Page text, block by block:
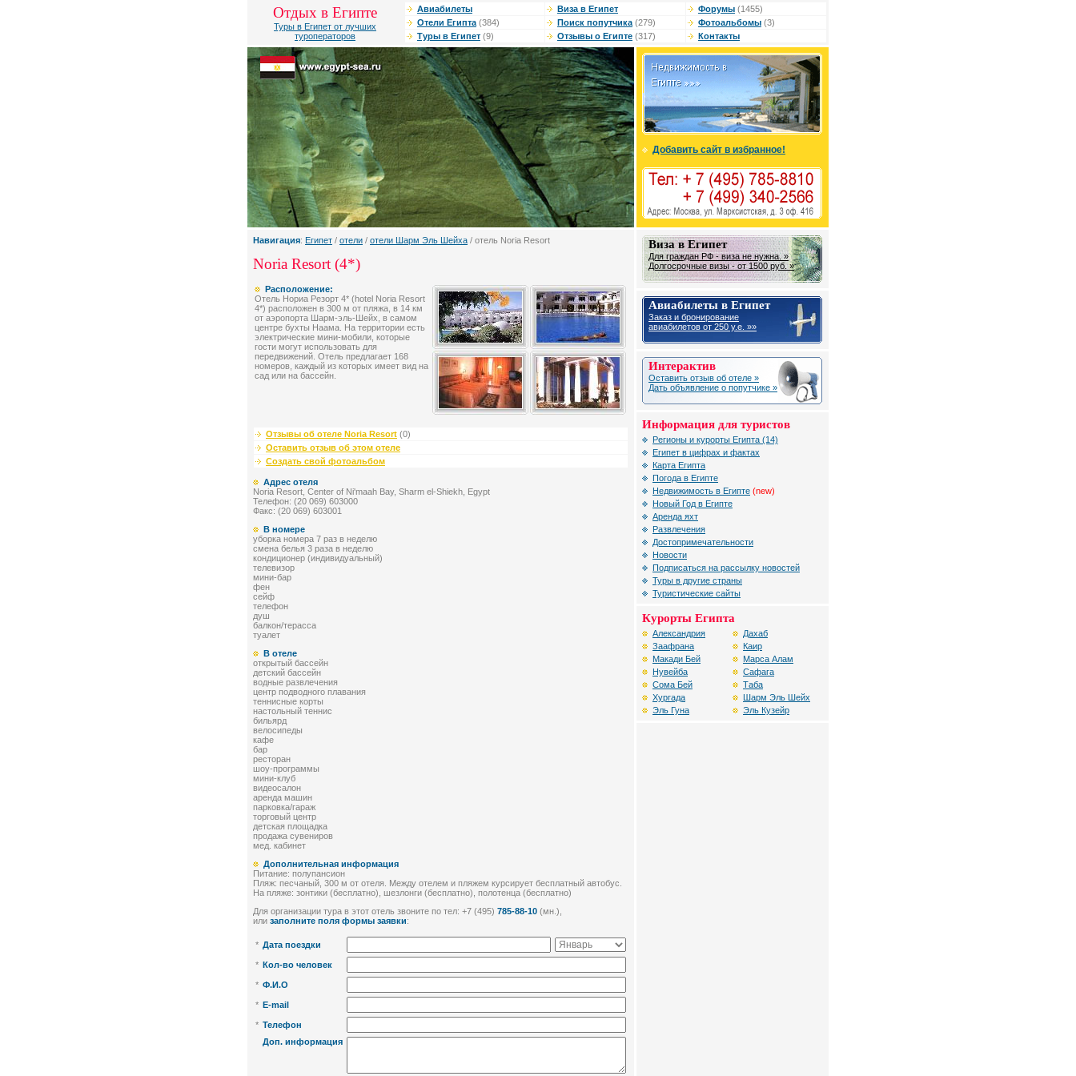
Отдых в Египте
Туры в Египет от лучших
туроператоров
Авиабилеты Виза в Египет Форумы (1455)
Отели Египта (384) Поиск попутчика (279) Фотоальбомы (3)
Туры в Египет (9) Отзывы о Египте (317) Контакты
Добавить сайт в избранное!
Навигация: Египет / отели / отели Шарм Эль Шейха / отель Noria Resort
Noria Resort (4*)
Расположение:
Отель Нориа Резорт 4* (hotel Noria Resort
4*) расположен в 300 м от пляжа, в 14 км
от аэропорта Шарм-эль-Шейх, в самом
центре бухты Наама. На территории есть
электрические мини-мобили, которые
гости могут использовать для
передвижений. Отель предлагает 168
номеров, каждый из которых имеет вид на
сад или на бассейн.
Отзывы об отеле Noria Resort (0)
Оставить отзыв об этом отеле
Создать свой фотоальбом
Адрес отеля
Noria Resort, Center of Ni'maah Bay, Sharm el-Shiekh, Egypt
Телефон: (20 069) 603000
Факс: (20 069) 603001
В номере
уборка номера 7 раз в неделю
смена белья 3 раза в неделю
кондиционер (индивидуальный)
телевизор
мини-бар
фен
сейф
телефон
душ
балкон/терасса
туалет
В отеле
открытый бассейн
детский бассейн
водные развлечения
центр подводного плавания
теннисные корты
настольный теннис
бильярд
велосипеды
кафе
бар
ресторан
шоу-программы
мини-клуб
видеосалон
аренда машин
парковка/гараж
торговый центр
детская площадка
продажа сувениров
мед. кабинет
Дополнительная информация
Питание: полупансион
Пляж: песчаный, 300 м от отеля. Между отелем и пляжем курсирует бесплатный автобус.
На пляже: зонтики (бесплатно), шезлонги (бесплатно), полотенца (бесплатно)
Для организации тура в этот отель звоните по тел: +7 (495) 785-88-10 (мн.),
или заполните поля формы заявки:
* Дата поездки
* Кол-во человек
* Ф.И.О
* E-mail
* Телефон
Доп. информация
Виза в Египет
Для граждан РФ - виза не нужна. »
Долгосрочные визы - от 1500 руб. »
Авиабилеты в Египет
Заказ и бронирование
авиабилетов от 250 у.е. »»
Интерактив
Оставить отзыв об отеле »
Дать объявление о попутчике »
Информация для туристов
Регионы и курорты Египта (14)
Египет в цифрах и фактах
Карта Египта
Погода в Египте
Недвижимость в Египте (new)
Новый Год в Египте
Аренда яхт
Развлечения
Достопримечательности
Новости
Подписаться на рассылку новостей
Туры в другие страны
Туристические сайты
Курорты Египта
Александрия
Заафрана
Макади Бей
Нувейба
Сома Бей
Хургада
Эль Гуна
Дахаб
Каир
Марса Алам
Сафага
Таба
Шарм Эль Шейх
Эль Кузейр